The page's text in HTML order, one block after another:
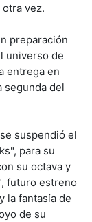
vez.
preparación
universo de
entrega en
segunda del
suspendió el
para su
su octava y
futuro estreno
la fantasía de
de su